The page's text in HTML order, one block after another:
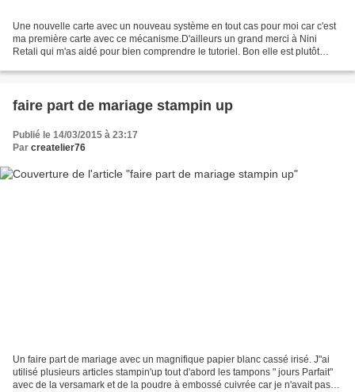
Une nouvelle carte avec un nouveau système en tout cas pour moi car c'est
ma première carte avec ce mécanisme.D'ailleurs un grand merci à Nini
Retali qui m'as aidé pour bien comprendre le tutoriel. Bon elle est plutôt
faire part de mariage stampin up
Publié le 14/03/2015 à 23:17
Par createlier76
Un faire part de mariage avec un magnifique papier blanc cassé irisé. J"ai
utilisé plusieurs articles stampin'up tout d'abord les tampons " jours Parfait"
avec de la versamark et de la poudre à embossé cuivrée car je n'avait pas